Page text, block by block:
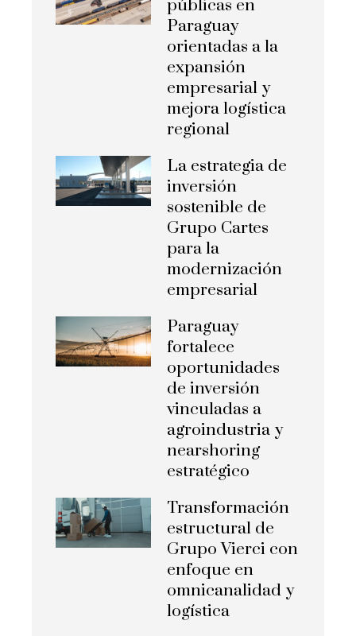
públicas en
Paraguay
orientadas a la
expansión
empresarial y
mejora logística
regional
La estrategia de
inversión
sostenible de
Grupo Cartes
para la
modernización
empresarial
Paraguay
fortalece
oportunidades
de inversión
vinculadas a
agroindustria y
nearshoring
estratégico
Transformación
estructural de
Grupo Vierci con
enfoque en
omnicanalidad y
logística